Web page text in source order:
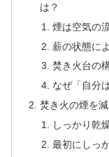
は？
煙は空気の
薪の状態に
焚き火台の
なぜ「自分
焚き火の煙を
しっかり乾
最初にしっ